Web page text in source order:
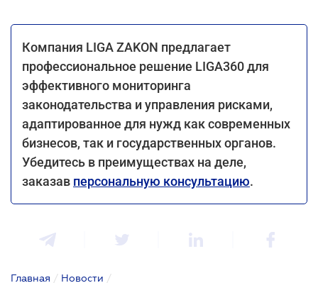
Компания LIGA ZAKON предлагает
профессиональное решение LIGA360 для
эффективного мониторинга
законодательства и управления рисками,
адаптированное для нужд как современных
бизнесов, так и государственных органов.
Убедитесь в преимуществах на деле,
заказав персональную консультацию.
Главная / Новости /